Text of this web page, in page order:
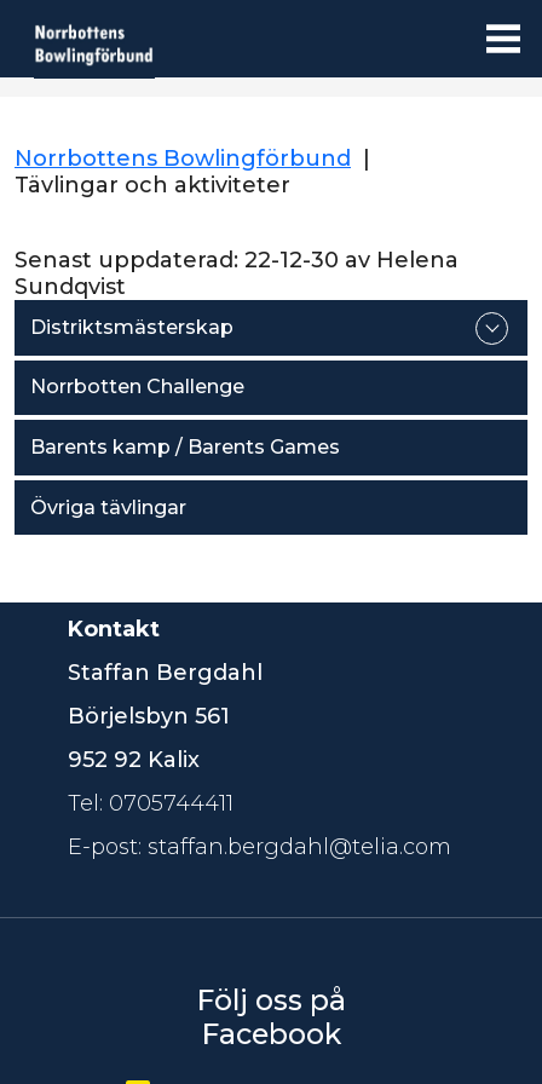
Distriktsmästerskap
Norrbotten Challenge
Barents kamp / Barents Games
Övriga tävlingar
Norrbottens Bowlingförbund
Tävlingar och aktiviteter
Senast uppdaterad: 22-12-30 av Helena
Sundqvist
Kontakt
Staffan Bergdahl
Börjelsbyn 561
952 92 Kalix
Tel: 0705744411
E-post: staffan.bergdahl@telia.com
Följ oss på
Facebook